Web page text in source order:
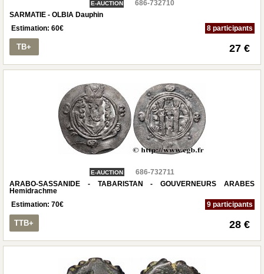
E-AUCTION
686-732710
SARMATIE - OLBIA Dauphin
Estimation: 60€ 8 participants
TB+ 27 €
E-AUCTION
686-732711
ARABO-SASSANIDE - TABARISTAN - GOUVERNEURS ARABES
Hemidrachme
Estimation: 70€ 9 participants
TTB+ 28 €